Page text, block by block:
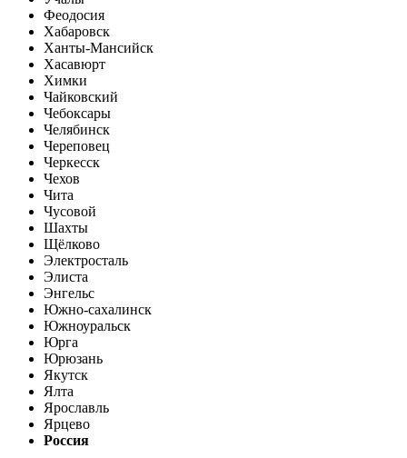
Феодосия
Хабаровск
Ханты-Мансийск
Хасавюрт
Химки
Чайковский
Чебоксары
Челябинск
Череповец
Черкесск
Чехов
Чита
Чусовой
Шахты
Щёлково
Электросталь
Элиста
Энгельс
Южно-сахалинск
Южноуральск
Юрга
Юрюзань
Якутск
Ялта
Ярославль
Ярцево
Россия